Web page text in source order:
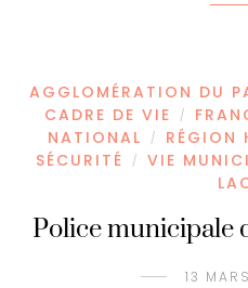
AGGLOMÉRATION DU
CADRE DE VIE /
NATIONAL
/ RÉGION
SÉCURITÉ /
VIE
Police municipale
13